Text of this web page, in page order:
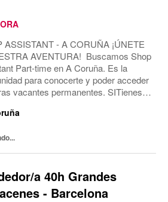
ASSISTANT - A CORUÑA ¡ÚNETE
AVENTURA! Buscamos Shop
Part-time en A Coruña. Es la
para conocerte y poder acceder
vacantes permanentes. SITienes
en marcas con un formato de
a 40h Grandes
- Barcelona